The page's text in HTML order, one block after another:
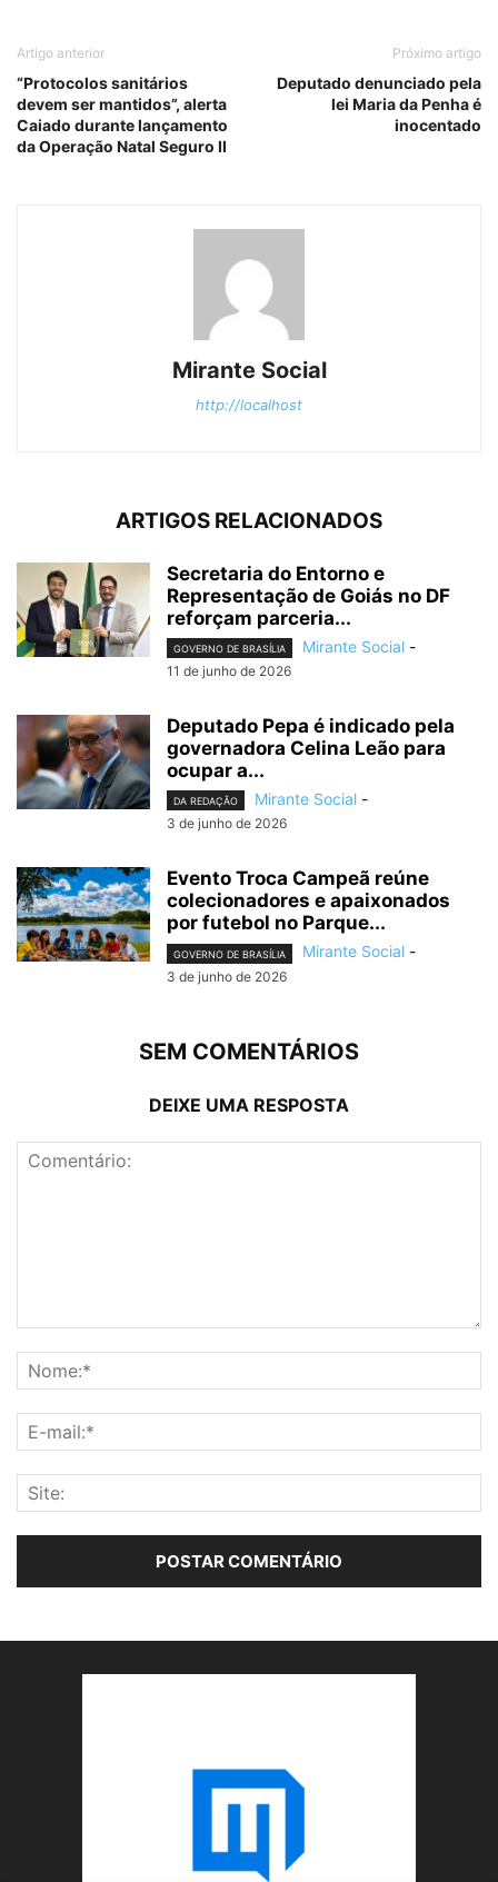
Artigo anterior
“Protocolos sanitários
devem ser mantidos”, alerta
Caiado durante lançamento
da Operação Natal Seguro II
Próximo artigo
Deputado denunciado pela
lei Maria da Penha é
inocentado
Mirante Social
http://localhost
ARTIGOS RELACIONADOS
Secretaria do Entorno e
Representação de Goiás no DF
reforçam parceria...
GOVERNO DE BRASÍLIA Mirante Social -
11 de junho de 2026
Deputado Pepa é indicado pela
governadora Celina Leão para
ocupar a...
DA REDAÇÃO Mirante Social -
3 de junho de 2026
Evento Troca Campeã reúne
colecionadores e apaixonados
por futebol no Parque...
GOVERNO DE BRASÍLIA Mirante Social -
3 de junho de 2026
SEM COMENTÁRIOS
DEIXE UMA RESPOSTA